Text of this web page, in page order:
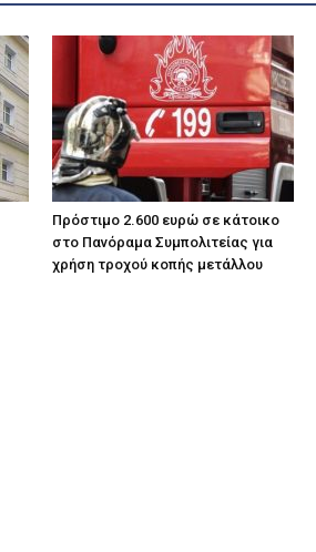
Πρόστιμο 2.600 ευρώ σε κάτοικο
στο Πανόραμα Συμπολιτείας για
χρήση τροχού κοπής μετάλλου